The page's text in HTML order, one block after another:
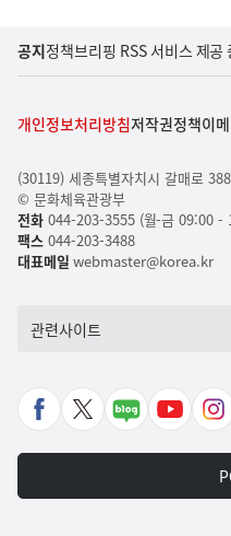
공지정책브리핑 RSS 서비스 제공
개인정보처리방침저작권정책이
(30119) 세종특별자치시 갈매로
© 문화체육관광부
전화044-203-3555 (월-금 09:00 -
팩스044-203-3488
대표메일 webmaster@korea.kr
관련사이트
페
북
X
가
네
포
유
바
인
타
그